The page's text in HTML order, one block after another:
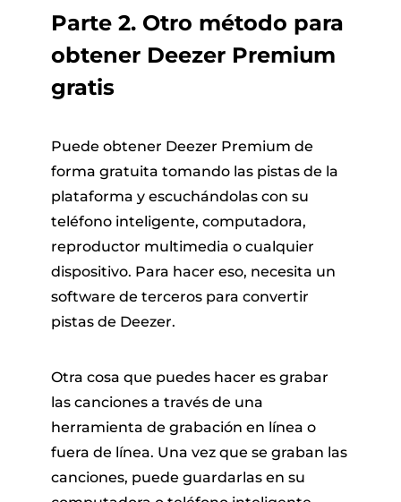
Parte 2. Otro método para
obtener Deezer Premium
gratis
Puede obtener Deezer Premium de
forma gratuita tomando las pistas de la
plataforma y escuchándolas con su
teléfono inteligente, computadora,
reproductor multimedia o cualquier
dispositivo. Para hacer eso, necesita un
software de terceros para convertir
pistas de Deezer.
Otra cosa que puedes hacer es grabar
las canciones a través de una
herramienta de grabación en línea o
fuera de línea. Una vez que se graban las
canciones, puede guardarlas en su